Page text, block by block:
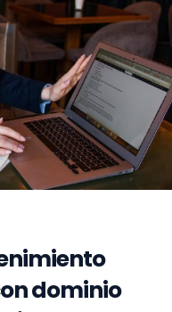
dominio